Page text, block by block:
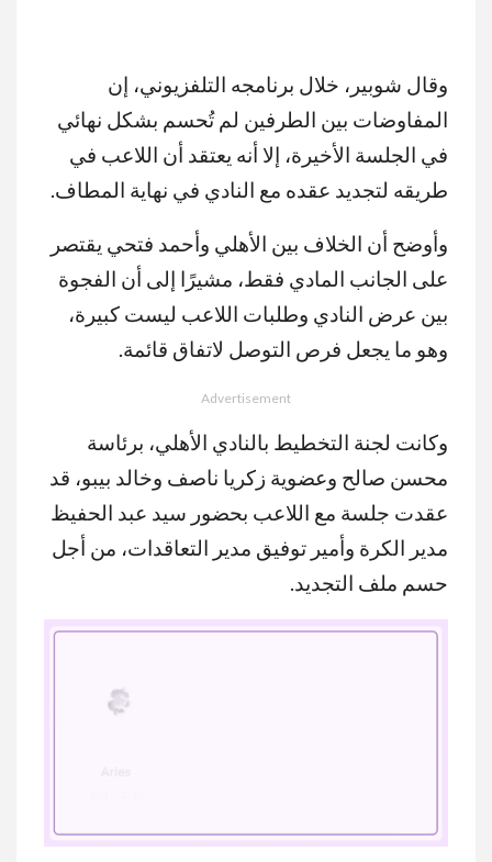
وقال شوبير، خلال برنامجه التلفزيوني، إن
المفاوضات بين الطرفين لم تُحسم بشكل نهائي
في الجلسة الأخيرة، إلا أنه يعتقد أن اللاعب في
طريقه لتجديد عقده مع النادي في نهاية المطاف.
وأوضح أن الخلاف بين الأهلي وأحمد فتحي يقتصر
على الجانب المادي فقط، مشيرًا إلى أن الفجوة
بين عرض النادي وطلبات اللاعب ليست كبيرة،
وهو ما يجعل فرص التوصل لاتفاق قائمة.
Advertisement
وكانت لجنة التخطيط بالنادي الأهلي، برئاسة
محسن صالح وعضوية زكريا ناصف وخالد بيبو، قد
عقدت جلسة مع اللاعب بحضور سيد عبد الحفيظ
مدير الكرة وأمير توفيق مدير التعاقدات، من أجل
حسم ملف التجديد.